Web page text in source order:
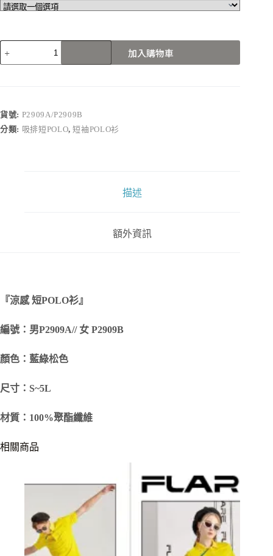
P2909A/P2909B
數
加入購物車
貨號: P2909A/P2909B
分類: 吸排短POLO,短袖POLO衫
描述
額外資訊
『涼感 短POLO衫』
編號：男P2909A// 女 P2909B
顏色：藍綠松色
尺寸：S~5L
材質：100%聚酯纖維
相關商品